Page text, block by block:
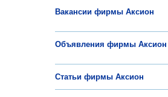
Вакансии фирмы Аксион
Объявления фирмы Аксион
Статьи фирмы Аксион